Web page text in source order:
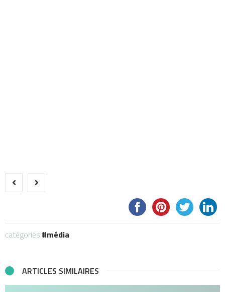
catégories: média
ARTICLES SIMILAIRES